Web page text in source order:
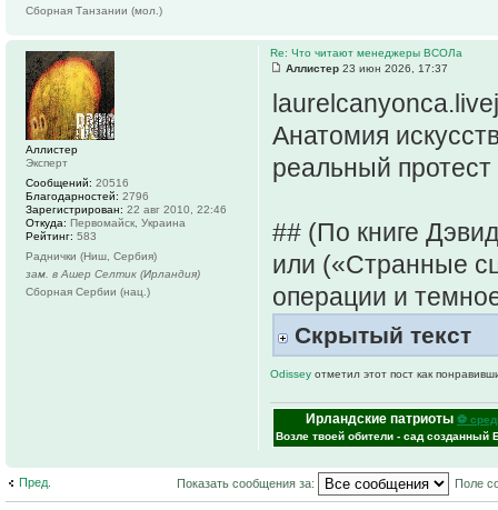
Сборная Танзании (мол.)
Re: Что читают менеджеры ВСОЛа
Аллистер 23 июн 2026, 17:37
Анатомия
реальный протест
## (По книге
или («Странные
операции и
Скрытый текст
Odissey отметил этот пост как
Ирландские патриоты ⚽
Возле твоей обители - сад созданный
Аллистер
Эксперт
Сообщений: 20516
Благодарностей: 2796
Зарегистрирован: 22 авг 2010, 22:46
Откуда: Первомайск, Украина
Рейтинг: 583
Раднички (Ниш, Сербия)
зам. в Ашер Селтик (Ирландия)
Сборная Сербии (нац.)
Пред. Показать сообщения за: Поле